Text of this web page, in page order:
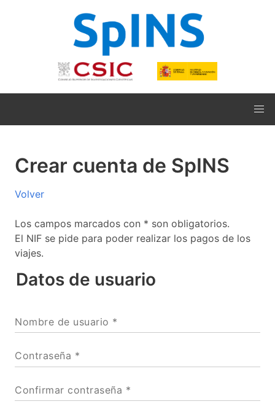
Crear cuenta de SpINS
Volver
Los campos marcados con * son obligatorios.
El NIF se pide para poder realizar los pagos de los
viajes.
Datos de usuario
Nombre de usuario *
Contraseña *
Confirmar contraseña *